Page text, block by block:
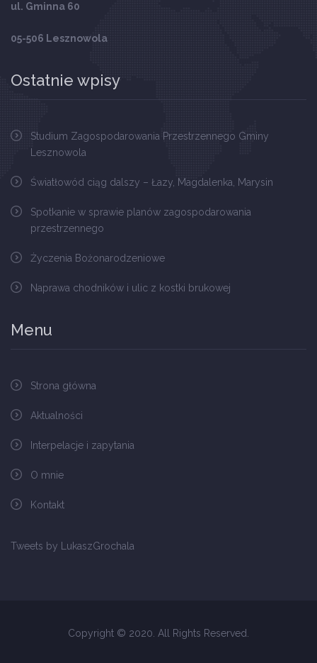
ul. Gminna 60
05-506 Lesznowola
Ostatnie wpisy
Studium Zagospodarowania Przestrzennego Gminy
Lesznowola
Światłowód ciąg dalszy – Łazy, Magdalenka, Marysin
Spotkanie w sprawie planów zagospodarowania
przestrzennego
Życzenia Bożonarodzeniowe
Naprawa chodników i ulic z kostki brukowej
Menu
Strona główna
Aktualności
Interpelacje i zapytania
O mnie
Kontakt
Tweets by LukaszGrochala
Copyright © 2020. All Rights Reserved.